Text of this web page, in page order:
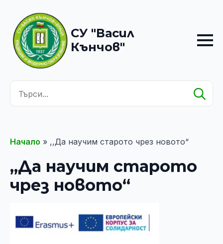
СУ "Васил
Кънчов"
Начало » ,,Да научим старото чрез новото“
,,Да научим старото
чрез новото“